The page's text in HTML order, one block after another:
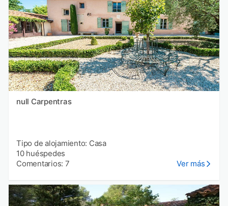
null Carpentras
Tipo de alojamiento: Casa
10 huéspedes
Comentarios: 7
Ver más